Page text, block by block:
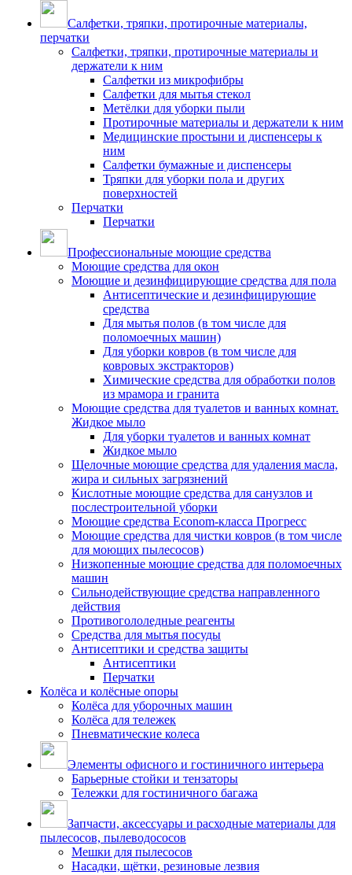
Салфетки, тряпки, протирочные материалы,
перчатки
Салфетки, тряпки, протирочные материалы и
держатели к ним
Салфетки из микрофибры
Салфетки для мытья стекол
Метёлки для уборки пыли
Протирочные материалы и держатели к ним
Медицинские простыни и диспенсеры к
ним
Салфетки бумажные и диспенсеры
Тряпки для уборки пола и других
поверхностей
Перчатки
Перчатки
Профессиональные моющие средства
Моющие средства для окон
Моющие и дезинфицирующие средства для пола
Антисептические и дезинфицирующие
средства
Для мытья полов (в том числе для
поломоечных машин)
Для уборки ковров (в том числе для
ковровых экстракторов)
Химические средства для обработки полов
из мрамора и гранита
Моющие средства для туалетов и ванных комнат.
Жидкое мыло
Для уборки туалетов и ванных комнат
Жидкое мыло
Щелочные моющие средства для удаления масла,
жира и сильных загрязнений
Кислотные моющие средства для санузлов и
послестроительной уборки
Моющие средства Econom-класса Прогресс
Моющие средства для чистки ковров (в том числе
для моющих пылесосов)
Низкопенные моющие средства для поломоечных
машин
Сильнодействующие средства направленного
действия
Противогололедные реагенты
Средства для мытья посуды
Антисептики и средства защиты
Антисептики
Перчатки
Колёса и колёсные опоры
Колёса для уборочных машин
Колёса для тележек
Пневматические колеса
Элементы офисного и гостиничного интерьера
Барьерные стойки и тензаторы
Тележки для гостиничного багажа
Запчасти, аксессуары и расходные материалы для
пылесосов, пылеводососов
Мешки для пылесосов
Насадки, щётки, резиновые лезвия